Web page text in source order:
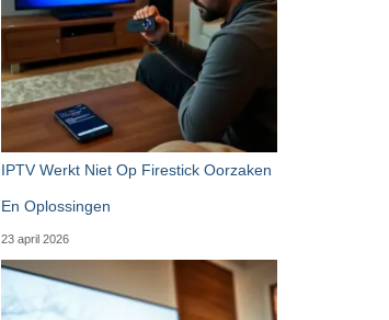
IPTV Werkt Niet Op Firestick Oorzaken
En Oplossingen
23 april 2026